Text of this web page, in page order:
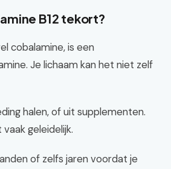
B12 tekort?
cobalamine, is een
Je lichaam kan het niet zelf
halen, of uit supplementen.
geleidelijk.
of zelfs jaren voordat je